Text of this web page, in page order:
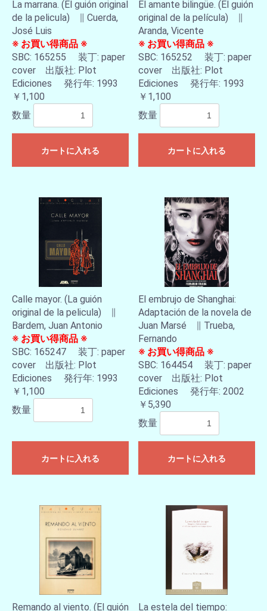
La marrana. (El guión original
de la pelicula) ∥ Cuerda,
José Luis
※ お買い得商品 ※
SBC: 165255 装丁: paper
cover 出版社: Plot
Ediciones 発行年: 1993
￥1,100
数量
カートに入れる
El amante bilingüe. (El guión
original de la película) ∥
Aranda, Vicente
※ お買い得商品 ※
SBC: 165252 装丁: paper
cover 出版社: Plot
Ediciones 発行年: 1993
￥1,100
数量
カートに入れる
Calle mayor. (La guión
original de la pelicula) ∥
Bardem, Juan Antonio
※ お買い得商品 ※
SBC: 165247 装丁: paper
cover 出版社: Plot
Ediciones 発行年: 1993
￥1,100
数量
カートに入れる
El embrujo de Shanghai:
Adaptación de la novela de
Juan Marsé ∥ Trueba,
Fernando
※ お買い得商品 ※
SBC: 164454 装丁: paper
cover 出版社: Plot
Ediciones 発行年: 2002
￥5,390
数量
カートに入れる
Remando al viento. (El guión La estela del tiempo:
お買い物を続ける カートへ進む